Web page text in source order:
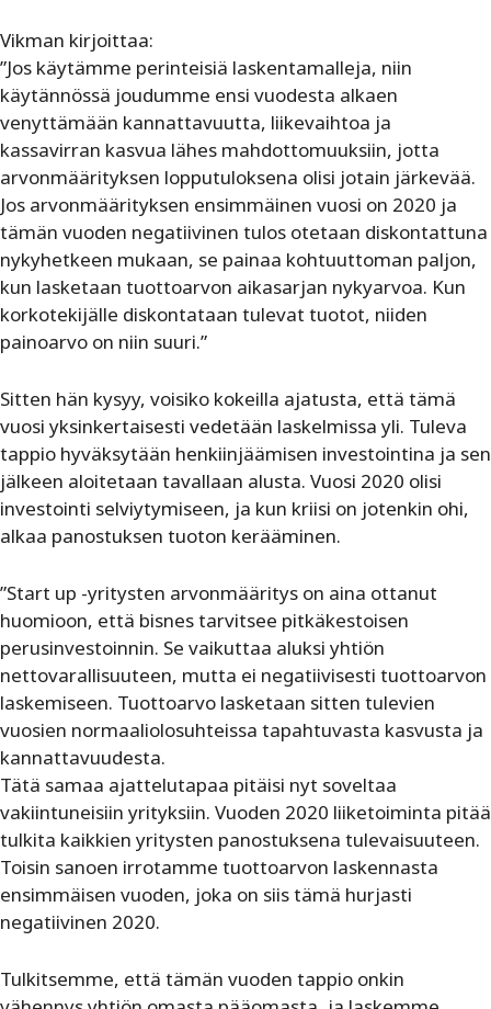
Vikman kirjoittaa:
”Jos käytämme perinteisiä laskentamalleja, niin
käytännössä joudumme ensi vuodesta alkaen
venyttämään kannattavuutta, liikevaihtoa ja
kassavirran kasvua lähes mahdottomuuksiin, jotta
arvonmäärityksen lopputuloksena olisi jotain järkevää.
Jos arvonmäärityksen ensimmäinen vuosi on 2020 ja
tämän vuoden negatiivinen tulos otetaan diskontattuna
nykyhetkeen mukaan, se painaa kohtuuttoman paljon,
kun lasketaan tuottoarvon aikasarjan nykyarvoa. Kun
korkotekijälle diskontataan tulevat tuotot, niiden
painoarvo on niin suuri.”
Sitten hän kysyy, voisiko kokeilla ajatusta, että tämä
vuosi yksinkertaisesti vedetään laskelmissa yli. Tuleva
tappio hyväksytään henkiinjäämisen investointina ja sen
jälkeen aloitetaan tavallaan alusta. Vuosi 2020 olisi
investointi selviytymiseen, ja kun kriisi on jotenkin ohi,
alkaa panostuksen tuoton kerääminen.
”Start up -yritysten arvonmääritys on aina ottanut
huomioon, että bisnes tarvitsee pitkäkestoisen
perusinvestoinnin. Se vaikuttaa aluksi yhtiön
nettovarallisuuteen, mutta ei negatiivisesti tuottoarvon
laskemiseen. Tuottoarvo lasketaan sitten tulevien
vuosien normaaliolosuhteissa tapahtuvasta kasvusta ja
kannattavuudesta.
Tätä samaa ajattelutapaa pitäisi nyt soveltaa
vakiintuneisiin yrityksiin. Vuoden 2020 liiketoiminta pitää
tulkita kaikkien yritysten panostuksena tulevaisuuteen.
Toisin sanoen irrotamme tuottoarvon laskennasta
ensimmäisen vuoden, joka on siis tämä hurjasti
negatiivinen 2020.
Tulkitsemme, että tämän vuoden tappio onkin